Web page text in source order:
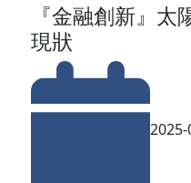
『金融創新』
現狀